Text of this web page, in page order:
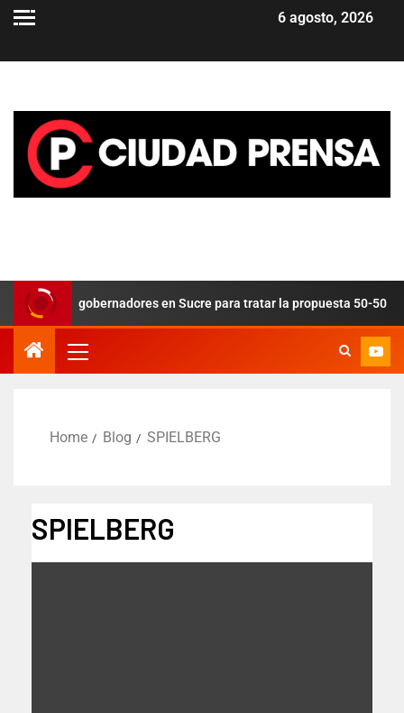
6 agosto, 2026
nueve gobernadores en Sucre para tratar la propuesta 50-50
Home Blog SPIELBERG
SPIELBERG